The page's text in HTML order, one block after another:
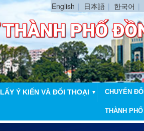
English 日本語 한국어
LẤY Ý KIẾN VÀ ĐỐI THOẠI ▼ CHUYỂN
THÀNH